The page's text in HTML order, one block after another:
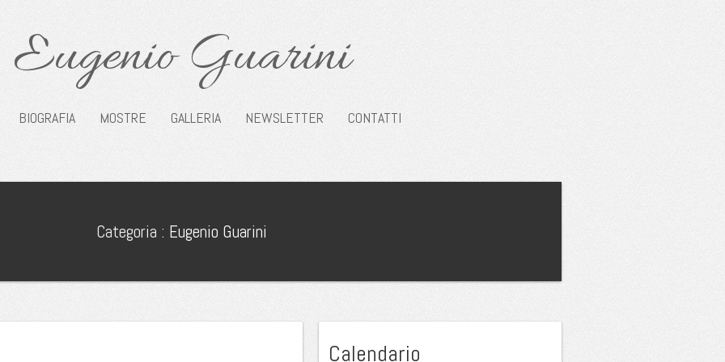
Eugenio Guarini
BIOGRAFIA MOSTRE GALLERIA NEWSLETTER CONTATTI
Categoria : Eugenio Guarini
Calendario